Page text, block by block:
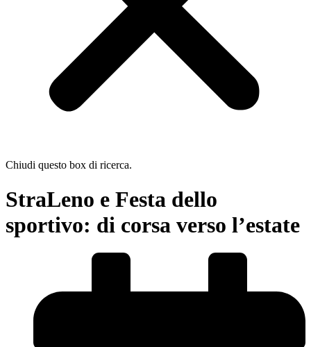
Chiudi questo box di ricerca.
StraLeno e Festa dello
sportivo: di corsa verso l’estate